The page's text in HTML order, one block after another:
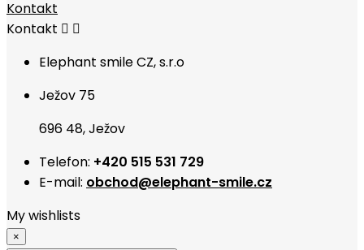
Kontakt
Kontakt  
Elephant smile CZ, s.r.o
Ježov 75
696 48, Ježov
Telefon: +420 515 531 729
E-mail: obchod@elephant-smile.cz
My wishlists
×